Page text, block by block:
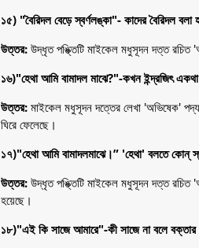
১৫) "বৈরিদল বেড়ে স্বর্ণলঙ্কা"- কাদের বৈরিদল বলা
উত্তর: উদ্ধৃত পঙ্ক্তিটি মাইকেল মধুসূদন দত্ত রচিত
১৬)"হেথা আমি বামাদল মাঝে?"-কখন ইন্দ্রজিৎ
উত্তর: মাইকেল মধুসূদন দত্তের লেখা 'অভিষেক'
ঘিরে ফেলেছে।
১৭)"হেথা আমি বামাদলমাঝে।” 'হেথা' বলতে কোন্
উত্তর: উদ্ধৃত পঙ্ক্তিটি মাইকেল মধুসূদন দত্ত
হয়েছে।
১৮)"এই কি সাজে আমারে"-কী সাজে না বলে বক্তার